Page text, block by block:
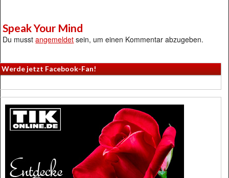
Speak Your Mind
Du musstangemeldet sein, um einen Kommentar abzugeben.
Werde jetzt Facebook-Fan!